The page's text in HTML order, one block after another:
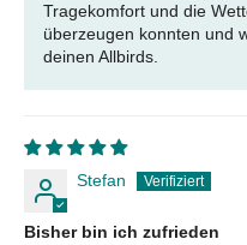
Tragekomfort und die
überzeugen konnten und
deinen Allbirds.
Stefan
Bisher bin ich zufrieden